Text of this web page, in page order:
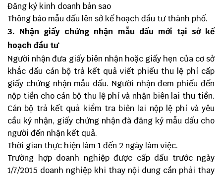
Đăng ký kinh doanh bản sao
Thông báo mẫu dấu lên sở kế hoạch đầu tư thành phố.
3. Nhận giấy chứng nhận mẫu dấu mới tại sở kế
hoạch đầu tư
Người nhận đưa giấy biên nhận hoặc giấy hẹn của cơ sở
khắc dấu cán bộ trả kết quả viết phiếu thu lệ phí cấp
giấy chứng nhận mẫu dấu. Người nhận đem phiếu đến
nộp tiền cho cán bộ thu lệ phí và nhận biên lai thu tiền.
Cán bộ trả kết quả kiểm tra biên lai nộp lệ phí và yêu
cầu ký nhận, giấy chứng nhận đã đăng ký mẫu dấu cho
người đến nhận kết quả.
Thời gian thực hiện làm 1 đến 2 ngày làm việc.
Trường hợp doanh nghiệp được cấp dấu trước ngày
1/7/2015 doanh nghiệp khi thay nội dung cần phải thay